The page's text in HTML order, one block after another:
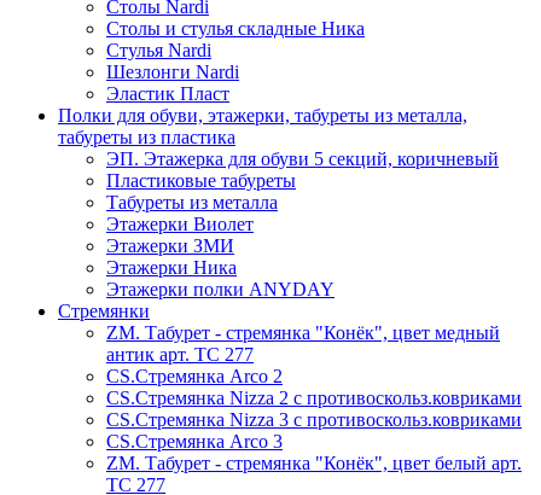
Столы Nardi
Столы и стулья складные Ника
Стулья Nardi
Шезлонги Nardi
Эластик Пласт
Полки для обуви, этажерки, табуреты из металла,
табуреты из пластика
ЭП. Этажерка для обуви 5 секций, коричневый
Пластиковые табуреты
Табуреты из металла
Этажерки Виолет
Этажерки ЗМИ
Этажерки Ника
Этажерки полки ANYDAY
Стремянки
ZM. Табурет - стремянка "Конёк", цвет медный
антик арт. ТС 277
CS.Стремянка Arco 2
CS.Стремянка Nizza 2 с противоскольз.ковриками
CS.Стремянка Nizza 3 с противоскольз.ковриками
CS.Стремянка Arco 3
ZM. Табурет - стремянка "Конёк", цвет белый арт.
ТС 277